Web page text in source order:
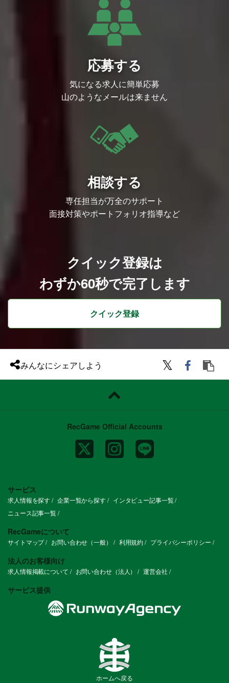
デザイナーやエンジニアと連携した仕様策
企画の成果を最大化するための、事業部に
対する提案および課題解決のリード
サービスのユーザビリティ向上に向けたU
I/UX改善提案
【このポジションの魅力】
国内最大級のプラットフォームを動かす手
応え： 会員数1,300万人超の大規模サービ
の反応として返ってくるため、大きな影響
力とやりがいを感じられます。
「言われたものを作る」からの脱却： 単
なる進行管理に留まらず、企画の上流工程
せるか」という視点で能動的に動くことが
推奨されます。
キャリアの拡張性： 要件定義や進行管理
などのディレクションスキルに加え、事業
課題の解決や数値分析、チームマネジメン
トなどの経験を積むことで、将来的にPM
応募する
気になる求人に簡単応募
山のようなメールは来ません
相談する
専任担当が万全のサポート
面接対策やポートフォリオ指導など
クイック登録は
わずか60秒で完了します
クイック登録
みんなにシェアしよう
RecGame Official Accounts
サービス
求人情報を探す 企業一覧から探す
インタビュー記事一覧
ニュース記事一覧
RecGameについて
サイトマップ お問い合わせ（一般） 利用規約 プライバシーポリシー
法人のお客様向け
求人情報掲載について お問い合わせ（法人） 運営会社
サービス提供
ホームへ戻る